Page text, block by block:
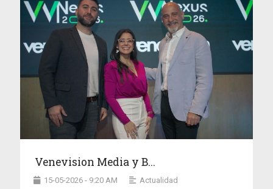
Venevision Media y B...
15-05-2026 - 9:20 AM Actualidad